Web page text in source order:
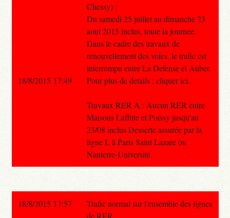
Chessy) :
Du samedi 25 juillet au dimanche 23
aout 2015 inclus, toute la journee.
Dans le cadre des travaux de
renouvellement des voies, le trafic est
interrompu entre La Defense et Auber.
Pour plus de details : cliquer ici.
Travaux RER A : Aucun RER entre
Maisons Laffitte et Poissy jusqu'au
23/08 inclus Desserte assurée par la
ligne L à Paris Saint Lazare ou
Nanterre-Université.
18/8/2015 17:49
18/8/2015 17:57
Trafic normal sur l'ensemble des lignes
de RER.